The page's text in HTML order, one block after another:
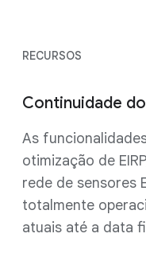
RECURSOS
Continuidade
As
otimização de
rede de sensores
totalmente
atuais até a data